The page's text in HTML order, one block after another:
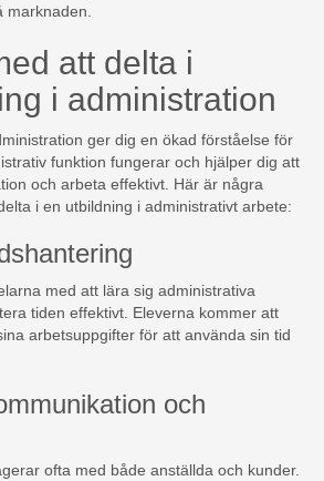
marknaden.
att delta i
i administration
ger dig en ökad förståelse för
funktion fungerar och hjälper dig att
och arbeta effektivt. Här är några
i en utbildning i administrativt arbete:
med att lära sig administrativa
tiden effektivt. Eleverna kommer att
arbetsuppgifter för att använda sin tid
och
ofta med både anställda och kunder.